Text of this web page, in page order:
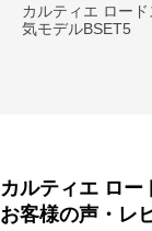
カルティエ ロード
気モデルBSET5
カルティエ ロー
お客様の声・レ